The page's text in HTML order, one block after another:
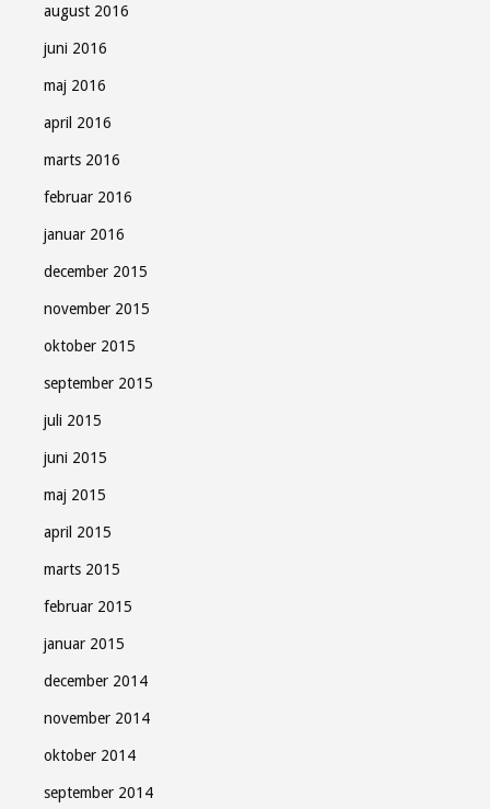
august 2016
juni 2016
maj 2016
april 2016
marts 2016
februar 2016
januar 2016
december 2015
november 2015
oktober 2015
september 2015
juli 2015
juni 2015
maj 2015
april 2015
marts 2015
februar 2015
januar 2015
december 2014
november 2014
oktober 2014
september 2014